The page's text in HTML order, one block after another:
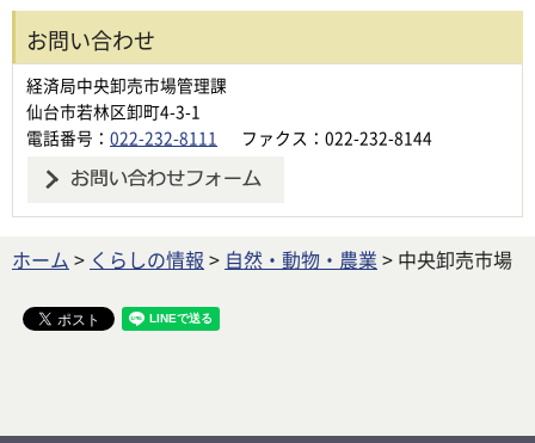
お問い合わせ
経済局中央卸売市場管理課
仙台市若林区卸町4-3-1
電話番号： 022-232-8111 ファクス：022-232-8144
ホーム > くらしの情報 > 自然・動物・農業 > 中央卸売市場